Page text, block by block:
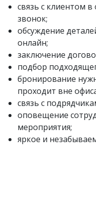
связь с клиентом в
звонок;
обсуждение
онлайн;
заключение
подбор
бронирование
проходит вне
связь с
оповещение
мероприятия;
яркое и